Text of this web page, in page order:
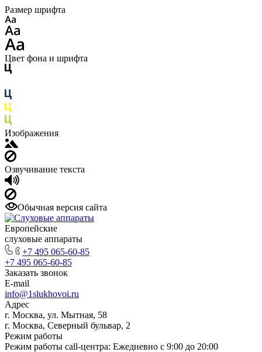
Размер шрифта
Цвет фона и шрифта
Изображения
Озвучивание текста
Обычная версия сайта
Европейские
слуховые аппараты
+7 495 065-60-85
+7 495 065-60-85
Заказать звонок
E-mail
info@1slukhovoi.ru
Адрес
г. Москва, ул. Мытная, 58
г. Москва, Северный бульвар, 2
Режим работы
Режим работы call-центра: Ежедневно с 9:00 до 20:00